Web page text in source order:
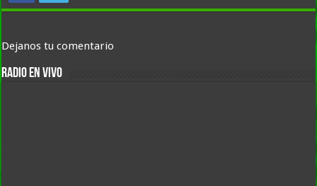
Dejanos tu comentario
RADIO EN VIVO